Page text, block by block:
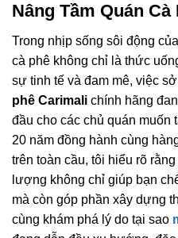
Nâng Tầm Quán Cà
Trong nhịp sống sôi động của
cà phê không chỉ là thức
sự tinh tế và đam mê, việc
phê Carimali chính hãng
đầu cho các chủ quán
20 năm đồng hành cùng
trên toàn cầu, tôi hiểu rõ
lượng không chỉ giúp bạn
mà còn góp phần xây dựng
cùng khám phá lý do tại sao